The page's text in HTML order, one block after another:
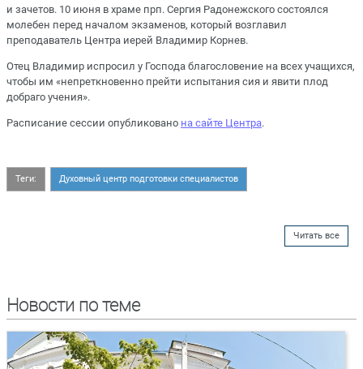
и зачетов. 10 июня в храме прп. Сергия Радонежского состоялся
молебен перед началом экзаменов, который возглавил
преподаватель Центра иерей Владимир Корнев.
Отец Владимир испросил у Господа благословение на всех учащихся,
чтобы им «непреткновенно прейти испытания сия и явити плод
добраго учения».
Расписание сессии опубликовано на сайте Центра.
Теги: Духовный центр подготовки специалистов
Читать все
Новости по теме